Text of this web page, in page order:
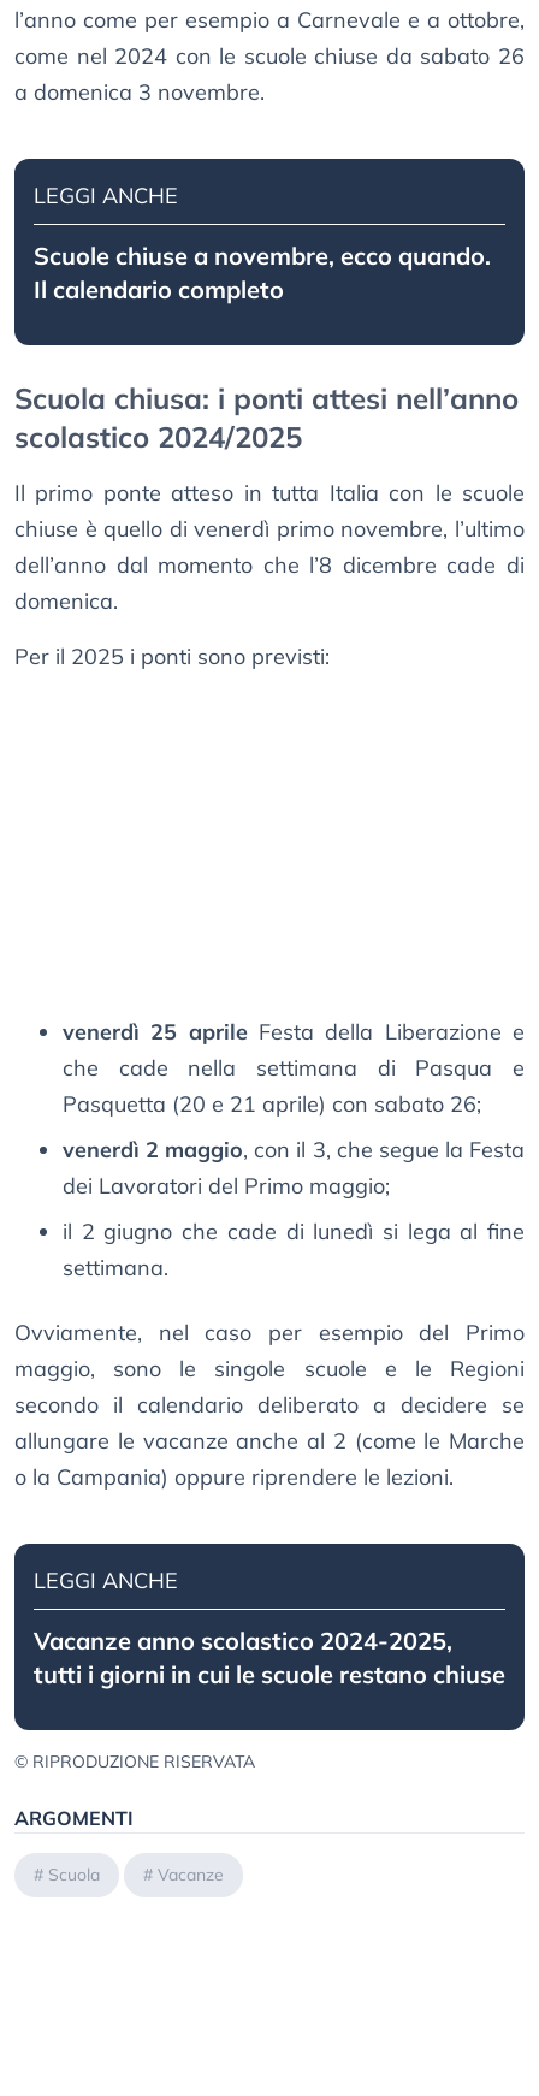
l’anno come per esempio a Carnevale e a ottobre,
come nel 2024 con le scuole chiuse da sabato 26
a domenica 3 novembre.
LEGGI ANCHE
Scuole chiuse a novembre, ecco quando.
Il calendario completo
Scuola chiusa: i ponti attesi nell’anno
scolastico 2024/2025
Il primo ponte atteso in tutta Italia con le scuole
chiuse è quello di venerdì primo novembre, l’ultimo
dell’anno dal momento che l’8 dicembre cade di
domenica.
Per il 2025 i ponti sono previsti:
venerdì 25 aprileFesta della Liberazione e
che cade nella settimana di Pasqua e
Pasquetta (20 e 21 aprile) con sabato 26;
venerdì 2 maggio, con il 3, che segue la Festa
dei Lavoratori del Primo maggio;
il 2 giugno che cade di lunedì si lega al fine
settimana.
Ovviamente, nel caso per esempio del Primo
maggio, sono le singole scuole e le Regioni
secondo il calendario deliberato a decidere se
allungare le vacanze anche al 2 (come le Marche
o la Campania) oppure riprendere le lezioni.
LEGGI ANCHE
Vacanze anno scolastico 2024-2025,
tutti i giorni in cui le scuole restano chiuse
© RIPRODUZIONE RISERVATA
ARGOMENTI
# Scuola # Vacanze